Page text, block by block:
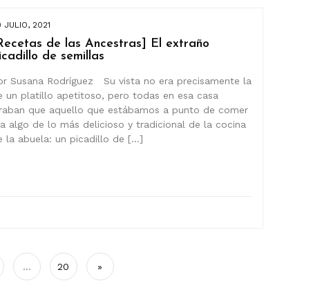
JULIO, 2021
de las Ancestras] El extraño
de semillas
Susana Rodríguez Su vista no era precisamente la
un platillo apetitoso, pero todas en esa casa
que aquello que estábamos a punto de comer
algo de lo más delicioso y tradicional de la cocina
la abuela: un picadillo de […]
… 20 »